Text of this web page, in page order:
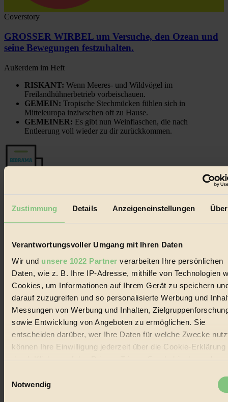
Zustimmung Details Anzeigeneinstellungen
Verantwortungsvoller Umgang mit Ihren Daten
Wir und unsere 1022 Partner verarbeiten Ihre persönlichen
Daten, wie z. B. Ihre IP-Adresse, mithilfe von Technologien
Cookies, um Informationen auf Ihrem Gerät zu speichern
darauf zuzugreifen und so personalisierte Werbung und
Messungen von Werbung und Inhalten,
sowie Entwicklung von Angeboten zu ermöglichen. Sie
entscheiden darüber, wer Ihre Daten für welche Zwecke
können Ihre Einwilligung jederzeit über die Cookie-Erklärung
durch Klicken auf das Privacy Trigger Symbol ändern oder
Notwendig
Coverstory
GROSSER WIRBEL um Versuche, den Ozean und
seine Bewegungen festzuhalten.
Außerdem im Heft
RISKANT: Wenn Meeres- und Wildvögel im
Freilandhühnerbetrieb vorbeischauen.
GEMEIN: Tropische Stechmücken fühlen sich in
Mitteleuropa inziwschen oft zu Hause.
GEMEINER: Es gibt nun Weinflaschen, die nach
Entleerung voll wieder zu dir zurückkommen.
Erhalte in regelmäßigen Abständen die aktuellsten Artikel,
© 2026 Biorama GmbH
Impressum & Disclaimer
Biorama steht für einen nachhaltigen Lebensstil und bewussten
Lebenswandel. Es ist eine moderne Plattform für Ideen, Menschen